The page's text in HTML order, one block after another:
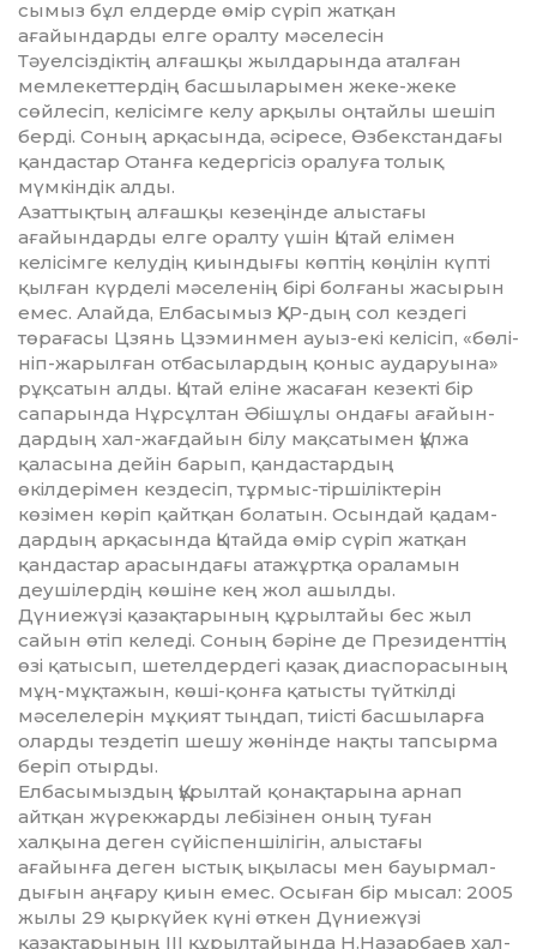
сы­мыз бұл елдерде өмір сүріп жатқан
ағайындарды елге оралту мәселесін
Тәуелсіздіктің алғашқы жылдарында аталған
мемлекеттердің басшылары­мен жеке-жеке
сөйлесіп, келісімге келу арқылы оңтайлы шешіп
берді. Со­ның арқасында, әсіресе, Өзбек­стан­дағы
қандастар Отанға кедергісіз оралуға толық
мүмкіндік алды.
Азаттықтың алғашқы кезеңінде алыс­тағы
ағайындарды елге оралту үшін Қытай елімен
келісімге келудің қиын­­дығы көптің көңілін күпті
қыл­ған күрделі мәселенің бірі болғаны ж­асырын
емес. Алайда, Елбасымыз ҚХР-дың сол кездегі
төрағасы Цзянь Цзэминмен ауыз-екі келісіп, «бө­лі­
ніп-жарылған отбасылардың қоныс аударуына»
рұқсатын алды. Қытай еліне жасаған кезекті бір
сапарында Нұрсұлтан Әбішұлы ондағы ағайын­
дар­дың хал-жағдайын білу мақса­тымен Құлжа
қаласына дейін барып, қандастардың
өкілдерімен кездесіп, тұрмыс-тіршіліктерін
көзімен көріп қайтқан болатын. Осындай қадам­
дар­дың арқасында Қытайда өмір сүріп жатқан
қандастар арасындағы атажұртқа ораламын
деушілердің көшіне кең жол ашылды.
Дүниежүзі қазақтарының құрыл­тайы бес жыл
сайын өтіп келеді. Со­ның бәріне де Президенттің
өзі қа­ты­сып, шетелдердегі қазақ диас­порасының
мұң-мұқтажын, көші-қонға қатысты түйткілді
мәселелерін мұқият тыңдап, тиісті басшыларға
оларды тездетіп шешу жөнінде нақ­ты тапсырма
беріп отырды.
Елбасымыздың Құрылтай қо­нақ­тарына арнап
айтқан жүрекжарды лебізінен оның туған
халқына деген сүйіспеншілігін, алыстағы
ағайынға де­ген ыстық ықыласы мен бауыр­мал­
дығын аңғару қиын емес. Осыған бір мысал: 2005
жылы 29 қыркүйек кү­ні өткен Дүниежүзi
қазақтарының ІІІ құрылтайында Н.Назарбаев хал­